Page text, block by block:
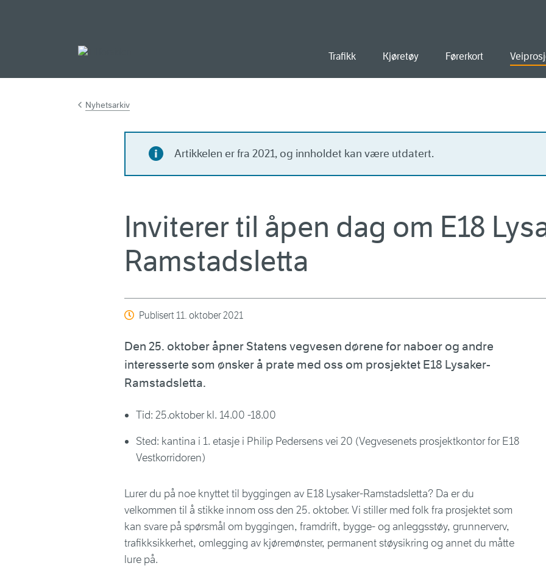
Trafikk Kjøretøy Førerkort
Nyhetsarkiv
Artikkelen er fra 2021, og innholdet kan være utdatert.
Inviterer til åpen dag om E18
Ramstadsletta
Publisert11. oktober 2021
Den 25. oktober åpner Statens vegvesen dørene for naboer og andre
interesserte som ønsker å prate med oss om prosjektet E18 Lysaker-
Ramstadsletta.
Tid: 25.oktober kl. 14.00 -18.00
Sted: kantina i 1. etasje i Philip Pedersens vei 20 (Vegvesenets prosjektkontor for E18
Vestkorridoren)
Lurer du på noe knyttet til byggingen av E18 Lysaker-Ramstadsletta? Da er du
velkommen til å stikke innom oss den 25. oktober. Vi stiller med folk fra prosjektet som
kan svare på spørsmål om byggingen, framdrift, bygge- og anleggsstøy, grunnerverv,
trafikksikkerhet, omlegging av kjøremønster, permanent støysikring og annet du måtte
lure på.